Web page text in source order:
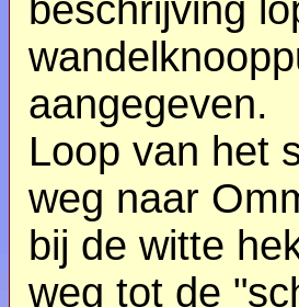
beschrijving
aangegeven.
Loop van het
weg naar
bij de witte
weg tot de